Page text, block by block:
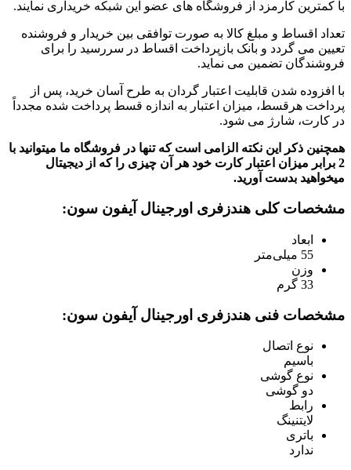
با کمترین کارمزد از فروشگاه های عضو این شبکه خریداری نمایند.
تعداد اقساط و مبلغ کالا به صورت توافقی بین خریدار و فروشنده
تعیین می گردد و بانک بازپرداخت اقساط در سررسید را برای
فروشندگان تضمین می نماید.
با افزوده شدن قابلیت اعتبار گردان به طرح آسان خرید، پس از
پرداخت هرقسط، میزان اعتبار به اندازه قسط پرداخت شده مجدداً
در کارت، شارژ می شود.
همچنین ذکر این نکته الزامی است که تنها در فروشگاه ما میتوانید با
2 برابر میزان اعتبار کارت خود هر آن چیزی را که از دیجیتال
میخواهید بدست آورید.
مشخصات کلی هندزفری اورجینال آیفون سون:
ابعاد
55 میلی‌متر
وزن
33 گرم
مشخصات فنی هندزفری اورجینال آیفون سون:
نوع اتصال
باسیم
نوع گوشی
دو گوشی
رابط
لایتنینگ
باتری
ندارد